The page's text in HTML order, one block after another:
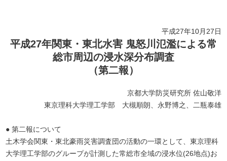
平成27年10月27日
平成27年関東・東北水害 鬼怒川氾濫による常
総市周辺の浸水深分布調査
（第二報）
京都大学防災研究所 佐山敬洋
東京理科大学理工学部 大槻順朗、永野博之、二瓶泰雄
● 第二報について
土木学会関東・東北豪雨災害調査団の活動の一環として、東京理科
大学理工学部のグループが計測した常総市全域の浸水位(26地点)お